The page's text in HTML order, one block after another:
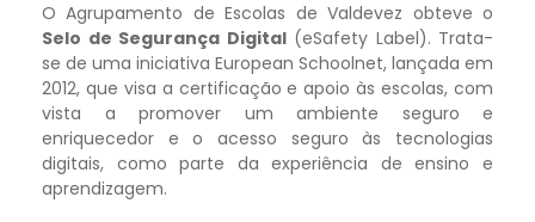
O Agrupamento de Escolas de Valdevez obteve o
Selo de Segurança Digital(eSafety Label). Trata-
se de uma iniciativa European Schoolnet, lançada em
2012, que visa a certificação e apoio às escolas, com
vista a promover um ambiente seguro e
enriquecedor e o acesso seguro às tecnologias
digitais, como parte da experiência de ensino e
aprendizagem.